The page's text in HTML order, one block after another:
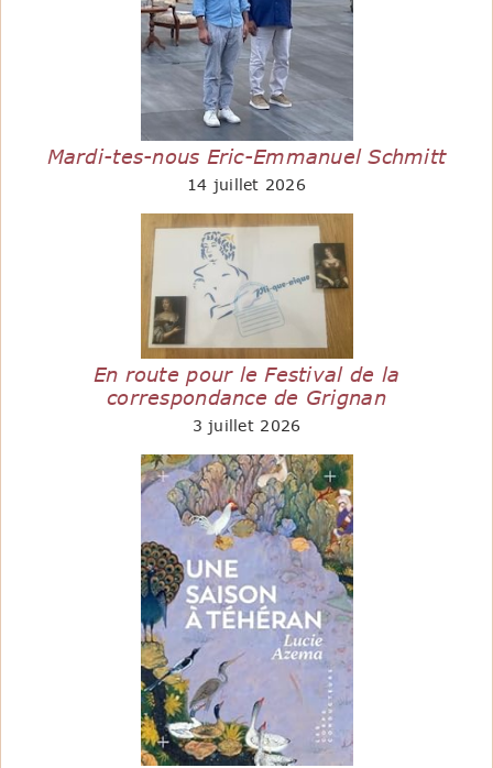
Mardi-tes-nous Eric-Emmanuel Schmitt
14 juillet 2026
En route pour le Festival de la
correspondance de Grignan
3 juillet 2026